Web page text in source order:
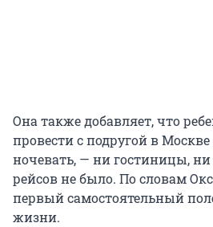
Она также добавляет, что
провести с подругой в Москве
ночевать, — ни гостиницы,
рейсов не было. По словам
первый самостоятельный
жизни.